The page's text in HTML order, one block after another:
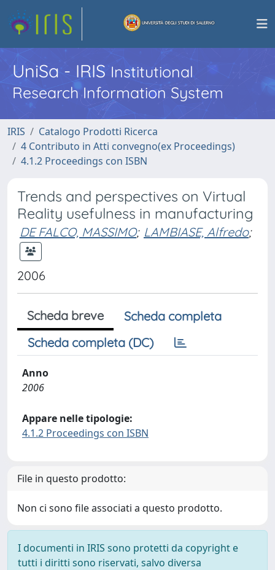
UniSa - IRISInstitutional
Research Information System
IRIS
Catalogo Prodotti Ricerca
4 Contributo in Atti convegno(ex Proceedings)
4.1.2 Proceedings con ISBN
Trends and perspectives on Virtual
Reality usefulness in manufacturing
DE FALCO, MASSIMO; LAMBIASE, Alfredo;
2006
Scheda breve
Scheda completa
Scheda completa (DC)
Anno
2006
Appare nelle tipologie:
4.1.2 Proceedings con ISBN
File in questo prodotto:
Non ci sono file associati a questo prodotto.
I documenti in IRIS sono protetti da copyright e
tutti i diritti sono riservati, salvo diversa